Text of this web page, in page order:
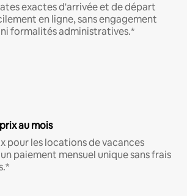
exactes d'arrivée et de départ
en ligne, sans engagement
formalités administratives.*
au mois
pour les locations de vacances
paiement mensuel unique sans frais